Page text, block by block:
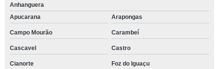
Anhanguera
Apucarana
Arapongas
Campo Mourão Carambeí
Cascavel Castro
Cianorte Foz do Iguaçu